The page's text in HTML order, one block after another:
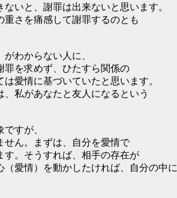
いと、謝罪は出来ないと思います。
さを痛感して謝罪するのとも
わからない人に、
罪を求めず、ひたすら関係の
愛情に基づいていたと思います。
、私があなたと友人になるという
すが、
せん。まずは、自分を愛情で
す。そうすれば、相手の存在が
愛情）を動かしたければ、自分の中に